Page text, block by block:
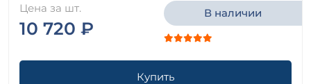
Цена за шт.
10 720 ₽
В наличии
Купить